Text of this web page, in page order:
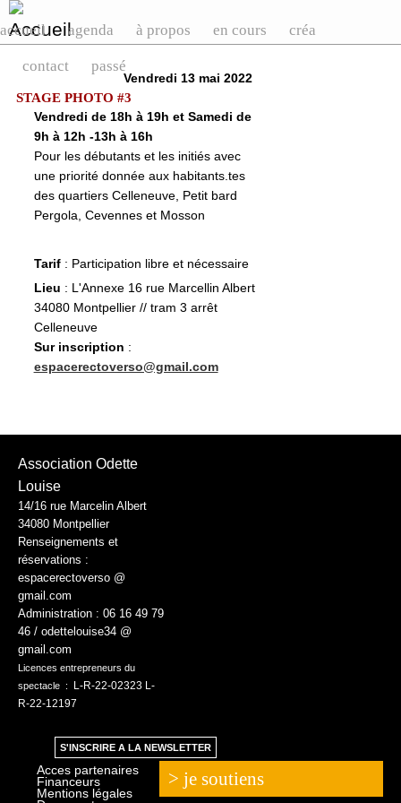
accueil agenda à propos en cours créa
contact passé
Vendredi 13 mai 2022
STAGE PHOTO #3
Vendredi de 18h à 19h et Samedi de
9h à 12h -13h à 16h
Pour les débutants et les initiés avec
une priorité donnée aux habitants.tes
des quartiers Celleneuve, Petit bard
Pergola, Cevennes et Mosson
Tarif: Participation libre et nécessaire
Lieu : L'Annexe 16 rue Marcellin Albert
34080 Montpellier // tram 3 arrêt
Celleneuve
Sur inscription :
espacerectoverso@gmail.com
Association Odette
Louise
14/16 rue Marcelin Albert
34080 Montpellier
Renseignements et
réservations :
espacerectoverso @
gmail.com
Administration : 06 16 49 79
46 / odettelouise34 @
gmail.com
Licences entrepreneurs du
spectacle : L-R-22-02323 L-
R-22-12197
S'INSCRIRE A LA NEWSLETTER
> je soutiens
Acces partenaires
Financeurs
Mentions légales